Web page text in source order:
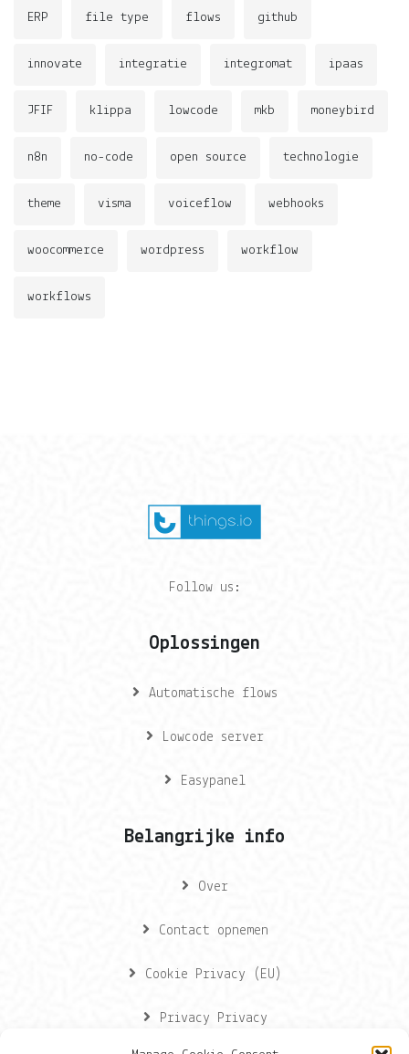
ERP file type flows github
innovate integratie integromat ipaas
JFIF klippa lowcode mkb moneybird
n8n no-code open source technologie
theme visma voiceflow webhooks
woocommerce wordpress workflow
workflows
Follow us:
Oplossingen
Automatische flows
Lowcode server
Easypanel
Belangrijke info
Over
Contact opnemen
Cookie Privacy (EU)
Privacy Privacy